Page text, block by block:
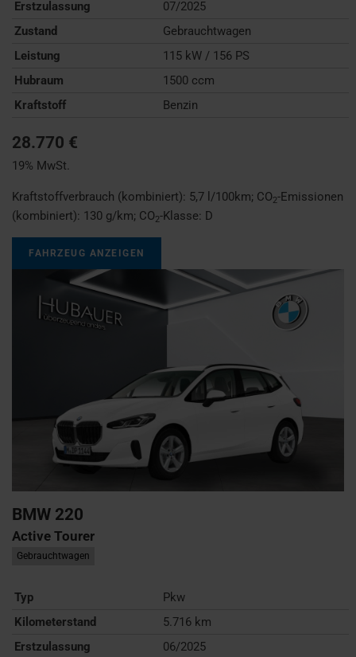
Erstzulassung
07/2025
Zustand
Gebrauchtwagen
Leistung
115 kW / 156 PS
Hubraum
1500 ccm
Kraftstoff
Benzin
28.770 €
19% MwSt.
Kraftstoffverbrauch (kombiniert): 5,7 l/100km; CO2-Emissionen
(kombiniert): 130 g/km; CO2-Klasse: D
FAHRZEUG ANZEIGEN
BMW 220
Active Tourer
Gebrauchtwagen
Typ
Pkw
Kilometerstand
5.716 km
Erstzulassung
06/2025